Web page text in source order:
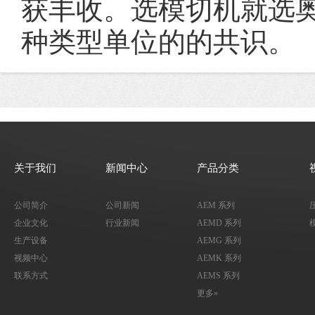
获丰收。选模切机就选
种类型单位的的共识。
关于我们
公司简介
企业文化
生产设备
视频中心
联系方式
新闻中心
公司新闻
行业新闻
产品分类
AEM 系列
AEMD 系列
AEMG 系列
AEMK 系列
AEMS 系列
更多»